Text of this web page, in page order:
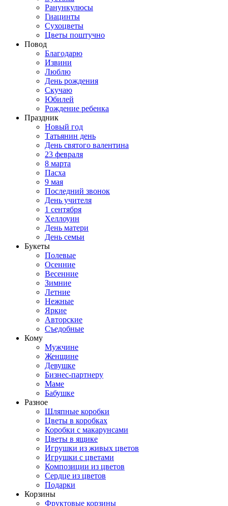
Ранункулюсы
Гиацинты
Сухоцветы
Цветы поштучно
Повод
Благодарю
Извини
Люблю
День рождения
Скучаю
Юбилей
Рождение ребенка
Праздник
Новый год
Татьянин день
День святого валентина
23 февраля
8 марта
Пасха
9 мая
Последний звонок
День учителя
1 сентября
Хеллоуин
День матери
День семьи
Букеты
Полевые
Осенние
Весенние
Зимние
Летние
Нежные
Яркие
Авторские
Съедобные
Кому
Мужчине
Женщине
Девушке
Бизнес-партнеру
Маме
Бабушке
Разное
Шляпные коробки
Цветы в коробках
Коробки с макарунсами
Цветы в ящике
Игрушки из живых цветов
Игрушки с цветами
Композиции из цветов
Сердце из цветов
Подарки
Корзины
Фруктовые корзины